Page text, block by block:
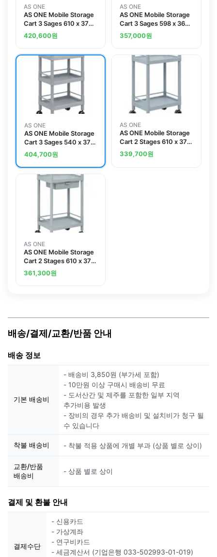
AS ONE
AS ONE Mobile Storage
Cart 3 Sages 610 x 370
x 885 (Including Drawer,
Guard Frame, Handle)
420,600원
AS ONE
AS ONE Mobile Storage
Cart 3 Sages 598 x 368
x 875 (Including Drawer,
Handle) MSO11D
357,000원
AS ONE
AS ONE Mobile Storage
Cart 3 Sages 540 x 370
x 875 (With Guard
Frame) MSO11F
404,700원
AS ONE
AS ONE Mobile Storage
Cart 2 Stages 610 x 370
x 897 (With Guard
Frame And Handle)
339,700원
AS ONE
AS ONE Mobile Storage
Cart 2 Stages 610 x 370
x 897 (Including Drawer,
Guard Frame, Handle)
361,300원
배송/결제/교환/반품 안내
배송 정보
기본 배송비
- 배송비 3,850원 (부가세 포함)
- 10만원 이상 구매시 배송비 무료
- 도서산간 및 제주를 포함한 일부 지역
추가비용 발생
- 장비의 경우 추가 배송비 및 설치비가 청구 될
수 있습니다
착불 배송비 - 착불 적용 상품에 개별 부과 (상품 별로 상이)
교환/반품
배송비
- 상품 별로 상이
결제 및 환불 안내
결제수단
- 신용카드
- 가상계좌
- 연구비카드
- 세금계산서 (기업은행 033-502993-01-019)